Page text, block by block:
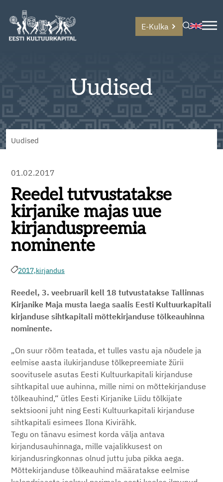
E-Kulka
Uudised
Uudised
01.02.2017
Reedel tutvustatakse
kirjanike majas uue
kirjanduspreemia
nominente
2017,kirjandus
Reedel, 3. veebruaril kell 18 tutvustatakse Tallinnas
Kirjanike Maja musta laega saalis Eesti Kultuurkapitali
kirjanduse sihtkapitali mõttekirjanduse tõlkeauhinna
nominente.
„On suur rõõm teatada, et tulles vastu aja nõudele ja
eelmise aasta ilukirjanduse tõlkepreemiate žürii
soovitusele asutas Eesti Kultuurkapitali kirjanduse
sihtkapital uue auhinna, mille nimi on mõttekirjanduse
tõlkeauhind,“ ütles Eesti Kirjanike Liidu tõlkijate
sektsiooni juht ning Eesti Kultuurkapitali kirjanduse
sihtkapitali esimees Ilona Kivirähk.
Tegu on tänavu esimest korda välja antava
kirjandusauhinnaga, mille vajalikkusest on
kirjandusringkonnas olnud juttu juba pikka aega.
Mõttekirjanduse tõlkeauhind määratakse eelmise